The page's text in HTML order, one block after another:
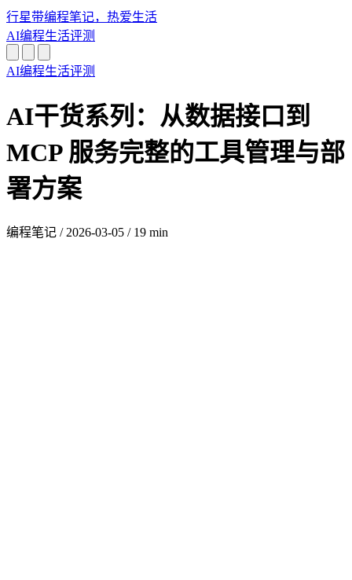
行星带编程笔记，热爱生活
AI编程生活评测
AI编程生活评测
AI干货系列：从数据接口到
MCP 服务完整的工具管理与部
署方案
编程笔记 / 2026-03-05 / 19 min